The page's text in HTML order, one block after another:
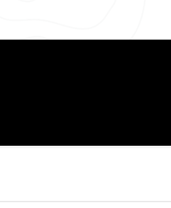
notre ambition de rendre